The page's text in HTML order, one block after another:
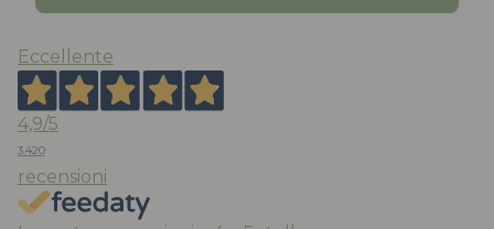
Eccellente
4,9/5
3.420
recensioni